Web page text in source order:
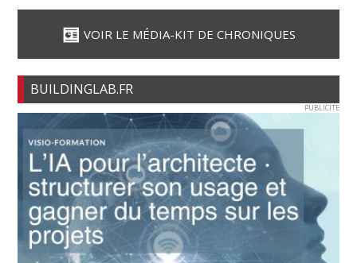
VOIR LE MÉDIA-KIT DE CHRONIQUES
BUILDINGLAB.FR
PUBLICITE